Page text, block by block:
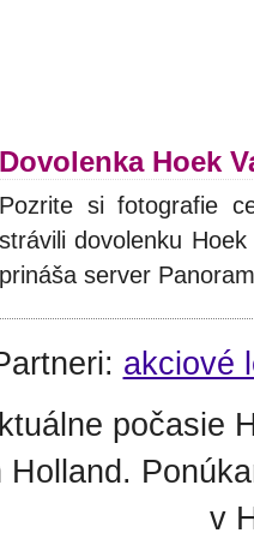
Dovolenka Hoek
Pozrite si fotografie
strávili dovolenku
prináša server
akciové
počasie
Holland.
v